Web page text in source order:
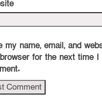
my name, email, and
for the next time I